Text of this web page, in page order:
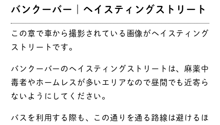
バンクーバー｜ヘイスティングストリート
この章で車から撮影されている画像がヘイスティング
ストリートです。
バンクーバーのヘイスティングストリートは、麻薬中
毒者やホームレスが多いエリアなので昼間でも近寄ら
ないようにしてください。
バスを利用する際も、この通りを通る路線は避けるほ